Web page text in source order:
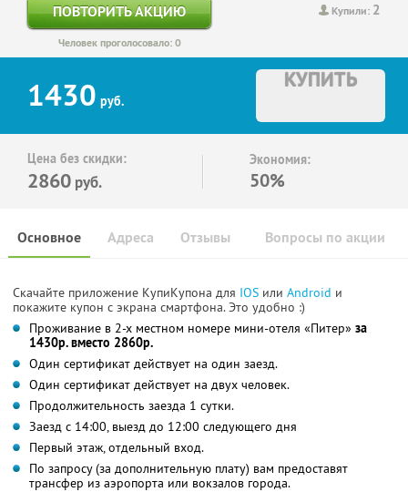
Купили: 2
ПОВТОРИТЬ АКЦИЮ
Человек проголосовало: 0
1430 руб.
КУПИТЬ
Цена без скидки:
2860 руб.
Экономия:
50%
Основное Отзывы Вопросы по акции
Адреса
Скачайте приложение КупиКупона для IOS или Android и
покажите купон с экрана смартфона. Это удобно :)
Проживание в 2-х местном номере мини-отеля «Питер» за
1430р. вместо 2860р.
Один сертификат действует на один заезд.
Один сертификат действует на двух человек.
Продолжительность заезда 1 сутки.
Заезд с 14:00, выезд до 12:00 следующего дня
Первый этаж, отдельный вход.
По запросу (за дополнительную плату) вам предоставят
трансфер из аэропорта или вокзалов города.